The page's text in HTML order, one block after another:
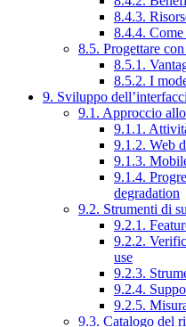
8.4.3.
8.4.4.
8.5. Progettare
8.5.1.
8.5.2. I
9. Sviluppo
9.1. Approccio
9.1.1.
9.1.2. Web
9.1.3.
9.1.4.
degradation
9.2. Strumenti di
9.2.1.
9.2.2.
use
9.2.3.
9.2.4.
9.2.5.
9.3. Catalogo del